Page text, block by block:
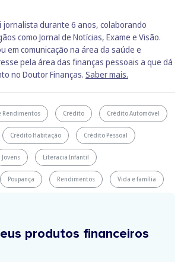
jornalista durante 6 anos, colaborando
como Jornal de Notícias, Exame e Visão.
em comunicação na área da saúde e
pela área das finanças pessoais a que dá
no Doutor Finanças. Saber mais.
Rendimentos Crédito Crédito Automóvel
Crédito Habitação Crédito Pessoal
Jovens Literacia Infantil
Poupança Rendimentos Vida e família
produtos financeiros